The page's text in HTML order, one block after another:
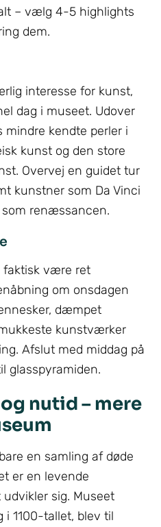
– vælg 4-5 highlights
dem.
interesse for kunst,
dag i museet. Udover
kendte perler i
kunst og den store
Overvej en guidet tur
kunstner som Da Vinci
som renæssancen.
faktisk være ret
om onsdagen
dæmpet
kunstværker
Afslut med middag på
glasspyramiden.
nutid – mere
en samling af døde
er en levende
sig. Museet
i 1100-tallet, blev til